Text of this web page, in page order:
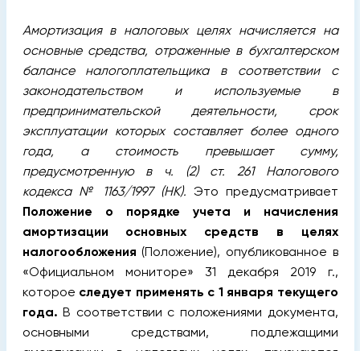
Амортизация в налоговых целях начисляется на
основные средства, отраженные в бухгалтерском
балансе налогоплательщика в соответствии с
законодательством и используемые в
предпринимательской деятельности, срок
эксплуатации которых составляет более одного
года, а стоимость превышает сумму,
предусмотренную в ч. (2) ст. 261 Налогового
кодекса № 1163/1997 (НК). Это предусматривает
Положение о порядке учета и начисления
амортизации основных средств в целях
налогообложения (Положение), опубликованное в
«Официальном мониторе» 31 декабря 2019 г.,
которое следует применять с 1 января текущего
года. В соответствии с положениями документа,
основными средствами, подлежащими